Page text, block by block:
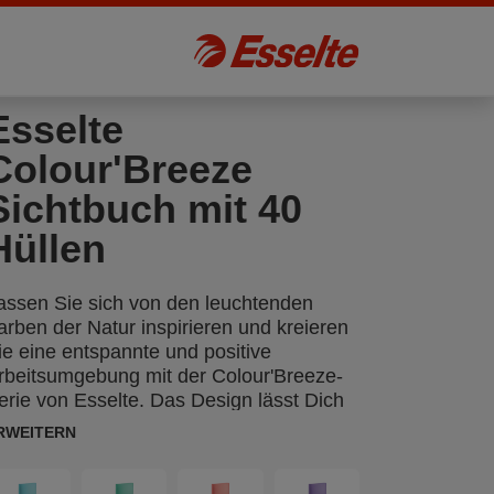
mit 40
Sie sich von den leuchtenden
der Natur inspirieren und kreieren
eine entspannte und positive
mit der Colour'Breeze-
von Esselte. Das Design lässt Dich
Deinem nächsten Abenteuer träumen